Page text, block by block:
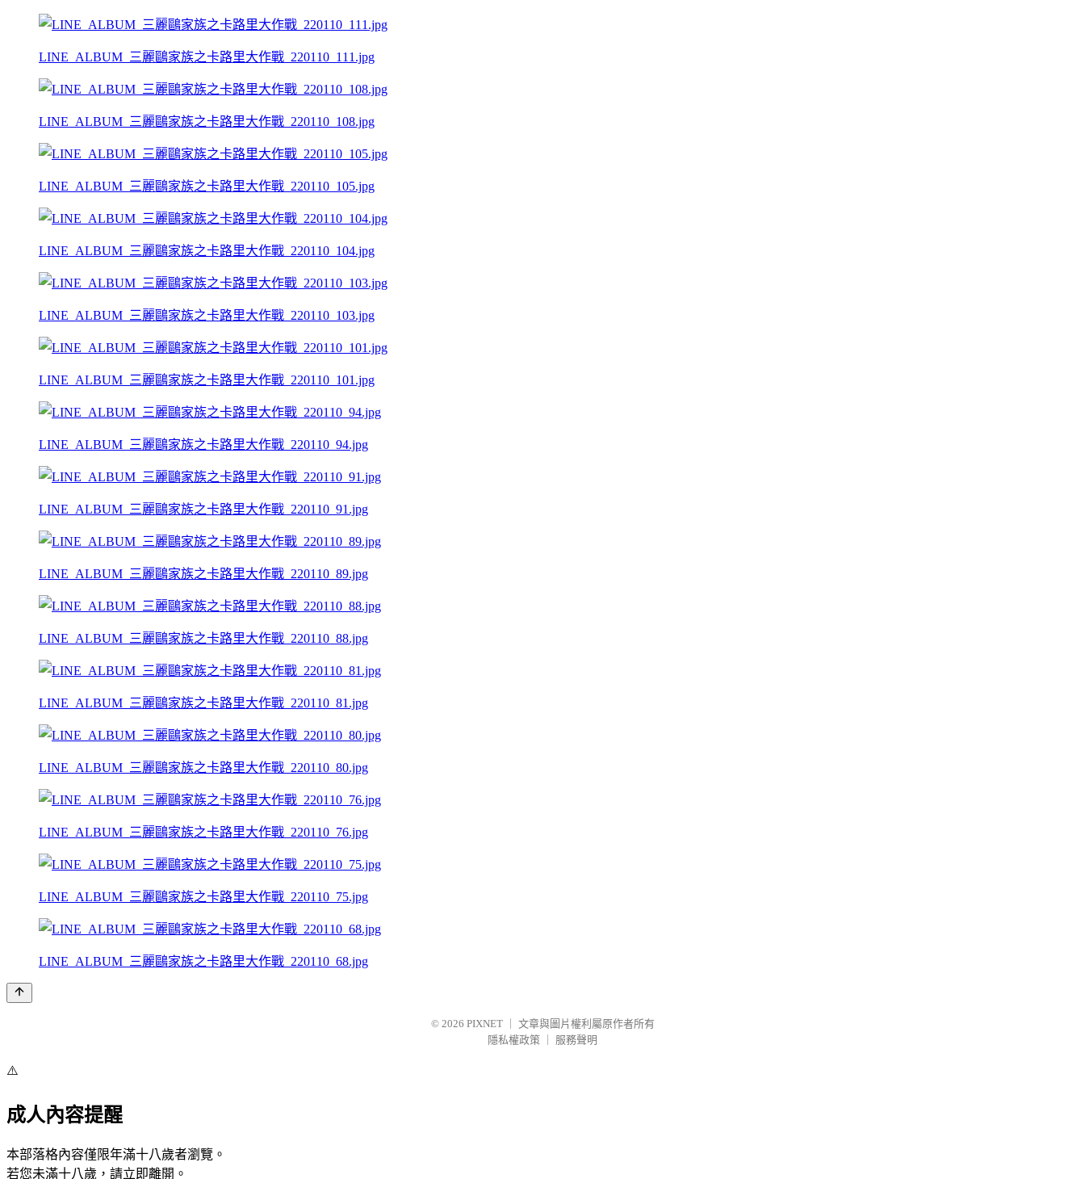
LINE_ALBUM_三麗鷗家族之卡路里大作戰_220110_111.jpg
LINE_ALBUM_三麗鷗家族之卡路里大作戰_220110_108.jpg
LINE_ALBUM_三麗鷗家族之卡路里大作戰_220110_105.jpg
LINE_ALBUM_三麗鷗家族之卡路里大作戰_220110_104.jpg
LINE_ALBUM_三麗鷗家族之卡路里大作戰_220110_103.jpg
LINE_ALBUM_三麗鷗家族之卡路里大作戰_220110_101.jpg
LINE_ALBUM_三麗鷗家族之卡路里大作戰_220110_94.jpg
LINE_ALBUM_三麗鷗家族之卡路里大作戰_220110_91.jpg
LINE_ALBUM_三麗鷗家族之卡路里大作戰_220110_89.jpg
LINE_ALBUM_三麗鷗家族之卡路里大作戰_220110_88.jpg
LINE_ALBUM_三麗鷗家族之卡路里大作戰_220110_81.jpg
LINE_ALBUM_三麗鷗家族之卡路里大作戰_220110_80.jpg
LINE_ALBUM_三麗鷗家族之卡路里大作戰_220110_76.jpg
LINE_ALBUM_三麗鷗家族之卡路里大作戰_220110_75.jpg
LINE_ALBUM_三麗鷗家族之卡路里大作戰_220110_68.jpg
© 2026 PIXNET
文章與圖片權利屬原作者所有
隱私權政策
服務聲明
⚠️
成人內容提醒
本部落格內容僅限年滿十八歲者瀏覽。
若您未滿十八歲，請立即離開。